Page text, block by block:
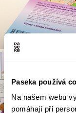
Paseka používá
Na našem webu
pomáhají při